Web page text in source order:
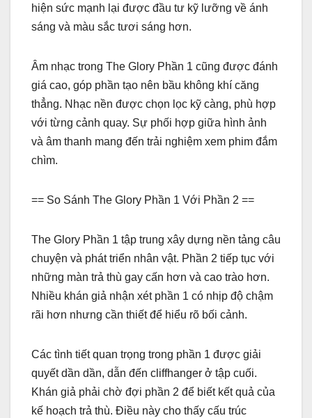
hiện sức mạnh lại được đầu tư kỹ lưỡng về ánh
sáng và màu sắc tươi sáng hơn.
Âm nhạc trong The Glory Phần 1 cũng được đánh
giá cao, góp phần tạo nên bầu không khí căng
thẳng. Nhạc nền được chọn lọc kỹ càng, phù hợp
với từng cảnh quay. Sự phối hợp giữa hình ảnh
và âm thanh mang đến trải nghiệm xem phim đắm
chìm.
== So Sánh The Glory Phần 1 Với Phần 2 ==
The Glory Phần 1 tập trung xây dựng nền tảng câu
chuyện và phát triển nhân vật. Phần 2 tiếp tục với
những màn trả thù gay cấn hơn và cao trào hơn.
Nhiều khán giả nhận xét phần 1 có nhịp độ chậm
rãi hơn nhưng cần thiết để hiểu rõ bối cảnh.
Các tình tiết quan trọng trong phần 1 được giải
quyết dần dần, dẫn đến cliffhanger ở tập cuối.
Khán giả phải chờ đợi phần 2 để biết kết quả của
kế hoạch trả thù. Điều này cho thấy cấu trúc